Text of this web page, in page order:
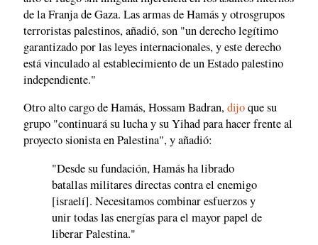
de la Franja de Gaza. Las armas de Hamás y otrosgrupos
terroristas palestinos, añadió, son "un derecho legítimo
garantizado por las leyes internacionales, y este derecho
está vinculado al establecimiento de un Estado palestino
independiente."
Otro alto cargo de Hamás, Hossam Badran,dijoque su
grupo "continuará su lucha y su Yihad para hacer frente al
proyecto sionista en Palestina", y añadió:
"Desde su fundación, Hamás ha librado
batallas militares directas contra el enemigo
[israelí]. Necesitamos combinar esfuerzos y
unir todas las energías para el mayor papel de
liberar Palestina."